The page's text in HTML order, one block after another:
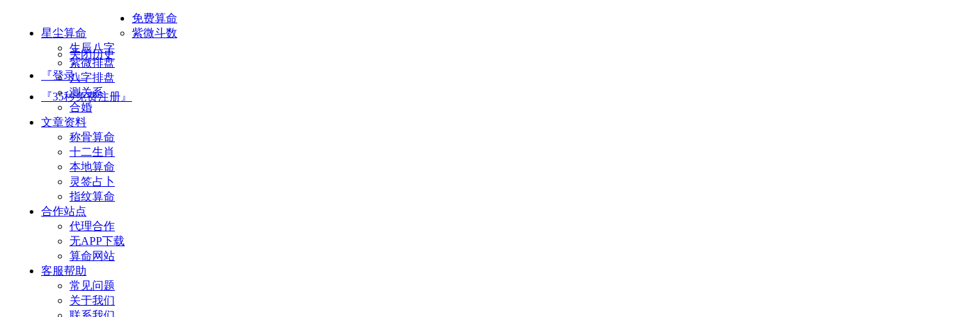
星尘算命
关闭历史
『登录』
『35秒免费注册』
免费算命
紫微斗数
生辰八字
紫微排盘
八字排盘
测关系
合婚
文章资料
称骨算命
十二生肖
本地算命
灵签占卜
指纹算命
合作站点
代理合作
无APP下载
算命网站
客服帮助
常见问题
关于我们